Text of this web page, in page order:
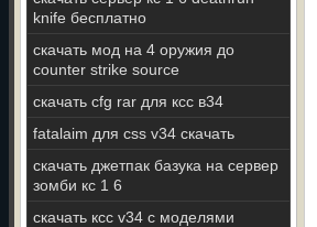
knife бесплатно
скачать мод на 4 оружия до
counter strike source
скачать cfg rar для ксс в34
fatalaim для css v34 скачать
скачать джетпак базука на сервер
зомби кс 1 6
скачать ксс v34 с моделями